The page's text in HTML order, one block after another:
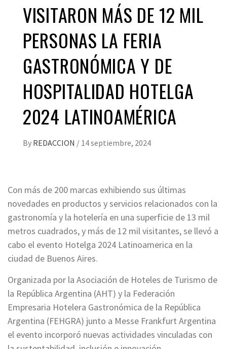
VISITARON MÁS DE 12 MIL
PERSONAS LA FERIA
GASTRONÓMICA Y DE
HOSPITALIDAD HOTELGA
2024 LATINOAMÉRICA
By REDACCION / 14 septiembre, 2024
Con más de 200 marcas exhibiendo sus últimas
novedades en productos y servicios relacionados con la
gastronomía y la hotelería en una superficie de 13 mil
metros cuadrados, y más de 12 mil visitantes, se llevó a
cabo el evento Hotelga 2024 Latinoamerica en la
ciudad de Buenos Aires.
Organizada por la Asociación de Hoteles de Turismo de
la República Argentina (AHT) y la Federación
Empresaria Hotelera Gastronómica de la República
Argentina (FEHGRA) junto a Messe Frankfurt Argentina
el evento incorporó nuevas actividades vinculadas con